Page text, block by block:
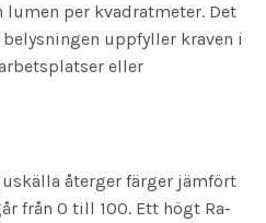
lumen per kvadratmeter. Det
uppfyller kraven i
eller
återger färger jämfört
från 0 till 100. Ett högt Ra-